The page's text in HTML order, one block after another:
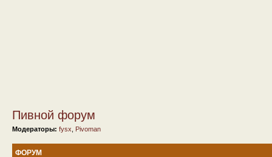
Пивной форум
Модераторы: fysx Pivoman
ФОРУМ